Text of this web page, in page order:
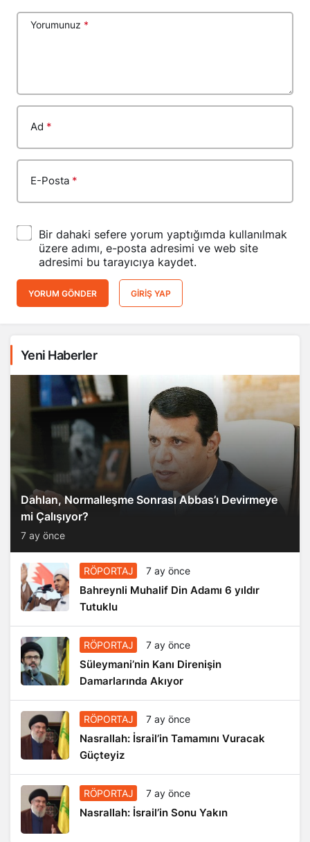
Yorumunuz *
Ad *
E-Posta *
Bir dahaki sefere yorum yaptığımda kullanılmak
üzere adımı, e-posta adresimi ve web site
adresimi bu tarayıcıya kaydet.
YORUM GÖNDER GIRIŞ YAP
Yeni Haberler
Dahlan, Normalleşme Sonrası Abbas’ı Devirmeye
mi Çalışıyor?
7 ay önce
RÖPORTAJ 7 ay önce
Bahreynli Muhalif Din Adamı 6 yıldır
Tutuklu
RÖPORTAJ 7 ay önce
Süleymani’nin Kanı Direnişin
Damarlarında Akıyor
RÖPORTAJ 7 ay önce
Nasrallah: İsrail’in Tamamını Vuracak
Güçteyiz
RÖPORTAJ 7 ay önce
Nasrallah: İsrail’in Sonu Yakın